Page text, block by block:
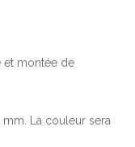
montée de
La couleur sera